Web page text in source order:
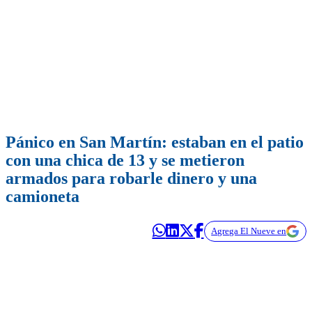
Pánico en San Martín: estaban en el patio
con una chica de 13 y se metieron
armados para robarle dinero y una
camioneta
Agrega El Nueve en